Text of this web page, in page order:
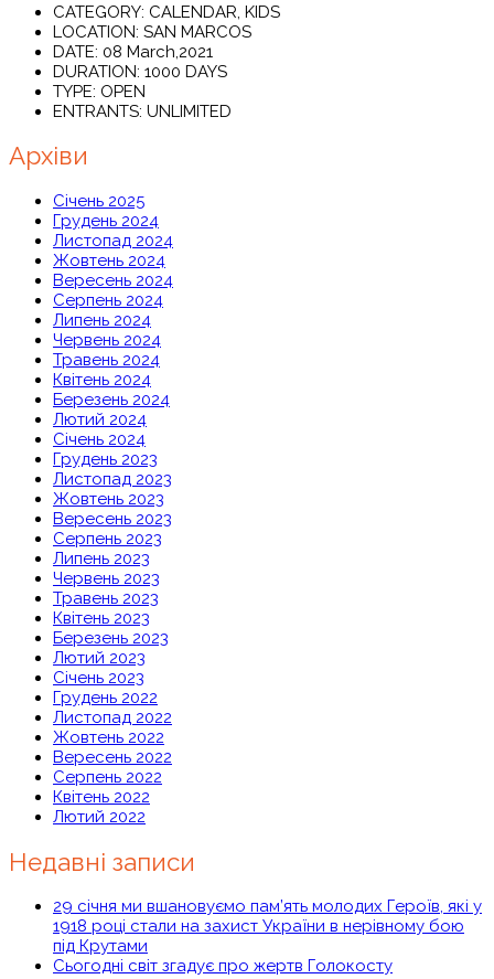
CATEGORY: CALENDAR, KIDS
LOCATION: SAN MARCOS
DATE: 08 March,2021
DURATION: 1000 DAYS
TYPE: OPEN
ENTRANTS: UNLIMITED
Архіви
Січень 2025
Грудень 2024
Листопад 2024
Жовтень 2024
Вересень 2024
Серпень 2024
Липень 2024
Червень 2024
Травень 2024
Квітень 2024
Березень 2024
Лютий 2024
Січень 2024
Грудень 2023
Листопад 2023
Жовтень 2023
Вересень 2023
Серпень 2023
Липень 2023
Червень 2023
Травень 2023
Квітень 2023
Березень 2023
Лютий 2023
Січень 2023
Грудень 2022
Листопад 2022
Жовтень 2022
Вересень 2022
Серпень 2022
Квітень 2022
Лютий 2022
Недавні записи
29 січня ми вшановуємо пам’ять молодих Героїв, які у
1918 році стали на захист України в нерівному бою
під Крутами
Сьогодні світ згадує про жертв Голокосту